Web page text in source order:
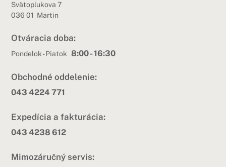
Svätoplukova 7
036 01 Martin
Otváracia doba:
Pondelok - Piatok 8:00 - 16:30
Obchodné oddelenie:
043 4224 771
Expedícia a fakturácia:
043 4238 612
Mimozáručný servis: